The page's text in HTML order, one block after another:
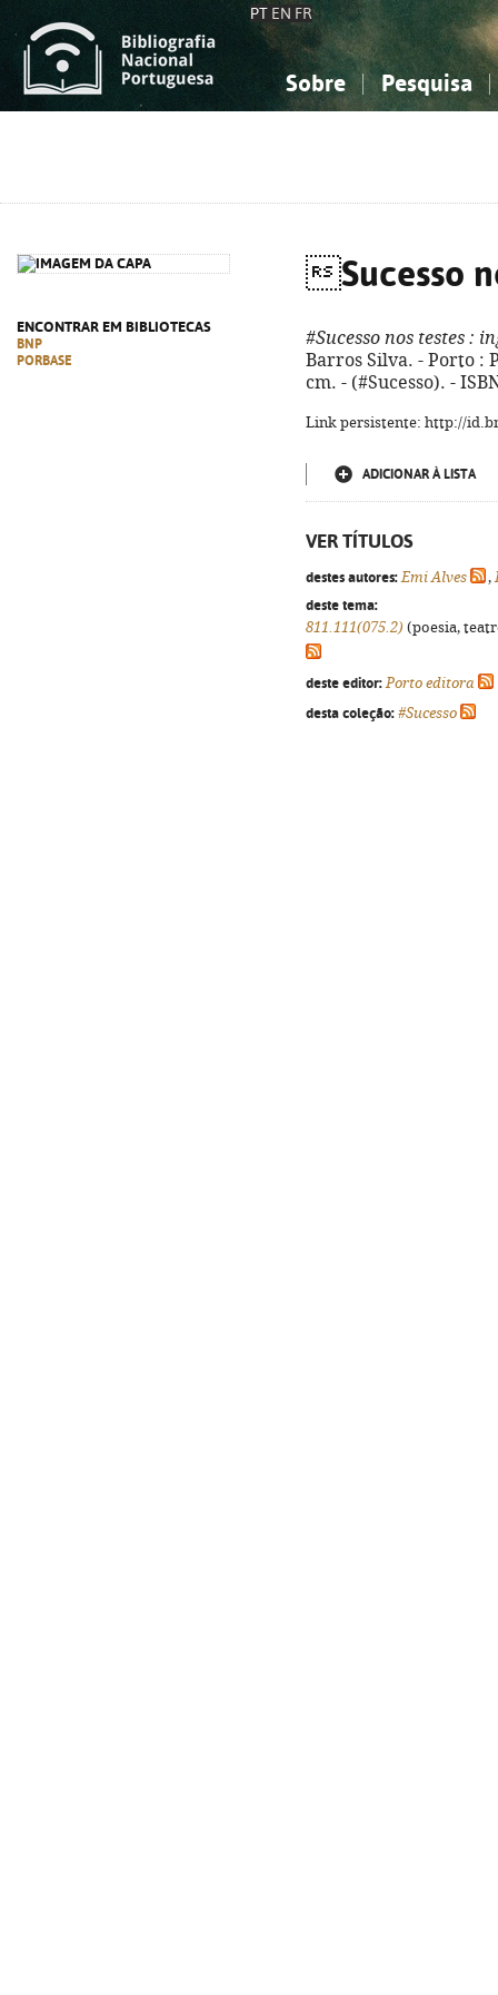
PT EN FR
Sobre Pesquisa
ENCONTRAR EM BIBLIOTECAS
BNP
PORBASE
Sucesso
#Sucesso nos testes :
Barros Silva. - Porto :
cm. - (#Sucesso). -
Link persistente: http://
ADICIONAR À LISTA
VER TÍTULOS
destes autores: Emi Alves ,
deste tema:
811.111(075.2) (poesia,
deste editor: Porto editora
desta coleção: #Sucesso